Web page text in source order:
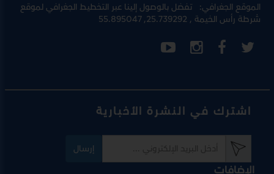
الموقع الجغرافي: تفضل بالوصول إلينا عبرالتخطيط الجغرافي لموقع
شرطة رأس الخيمة, 25.739292, 55.895047
اشترك في النشرة الأخبارية
إرسال
الإضافات